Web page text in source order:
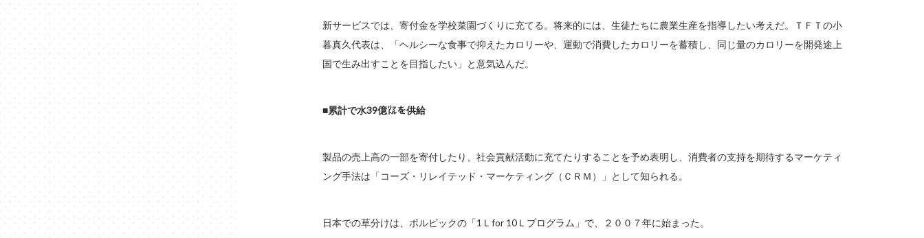
新サービスでは、寄付金を学校菜園づくりに充てる。将来的には、生徒たちに農業生産を指導したい考えだ。ＴＦＴの小
暮真久代表は、「ヘルシーな食事で抑えたカロリーや、運動で消費したカロリーを蓄積し、同じ量のカロリーを開発途上
国で生み出すことを目指したい」と意気込んだ。
■累計で水39億㍑を供給
製品の売上高の一部を寄付したり、社会貢献活動に充てたりすることを予め表明し、消費者の支持を期待するマーケティ
ング手法は「コーズ・リレイテッド・マーケティング（ＣＲＭ）」として知られる。
日本での草分けは、ボルビックの「1Ｌfor 10Ｌプログラム」で、２００７年に始まった。